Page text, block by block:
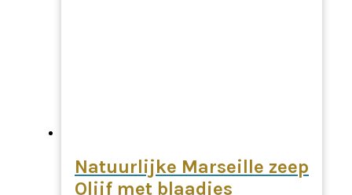
Natuurlijke Marseille zeep
Olijf met blaadjes